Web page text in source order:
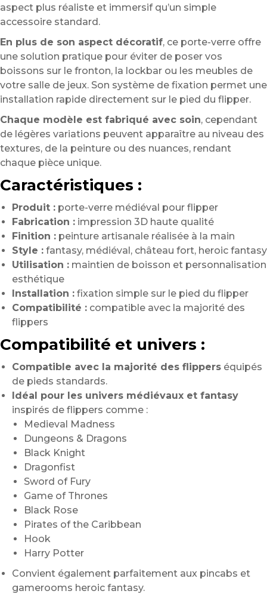
aspect plus réaliste et immersif qu’un simple
accessoire standard.
En plus de son aspect décoratif, ce porte-verre offre
une solution pratique pour éviter de poser vos
boissons sur le fronton, la lockbar ou les meubles de
votre salle de jeux. Son système de fixation permet une
installation rapide directement sur le pied du flipper.
Chaque modèle est fabriqué avec soin, cependant
de légères variations peuvent apparaître au niveau des
textures, de la peinture ou des nuances, rendant
chaque pièce unique.
Caractéristiques :
Produit : porte-verre médiéval pour flipper
Fabrication : impression 3D haute qualité
Finition : peinture artisanale réalisée à la main
Style : fantasy, médiéval, château fort, heroic fantasy
Utilisation : maintien de boisson et personnalisation
esthétique
Installation : fixation simple sur le pied du flipper
Compatibilité : compatible avec la majorité des
flippers
Compatibilité et univers :
Compatible avec la majorité des flippers équipés
de pieds standards.
Idéal pour les univers médiévaux et fantasy
inspirés de flippers comme :
Medieval Madness
Dungeons & Dragons
Black Knight
Dragonfist
Sword of Fury
Game of Thrones
Black Rose
Pirates of the Caribbean
Hook
Harry Potter
Convient également parfaitement aux pincabs et
gamerooms heroic fantasy.